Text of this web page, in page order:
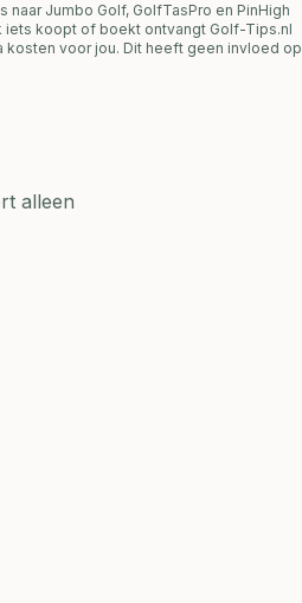
naar Jumbo Golf, GolfTasPro en PinHigh
iets koopt of boekt ontvangt Golf-Tips.nl
voor jou. Dit heeft geen invloed op
alleen